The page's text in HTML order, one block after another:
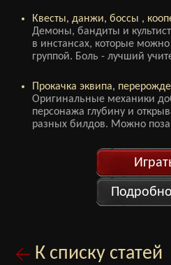
Квесты, данжи, боссы ,
Демоны, бандиты и
в инстансах, которые можно
группой. Боль - лучший
Прокачка эквипа,
Оригинальные механики
персонажа глубину и
разных билдов. Можно
К списку статей